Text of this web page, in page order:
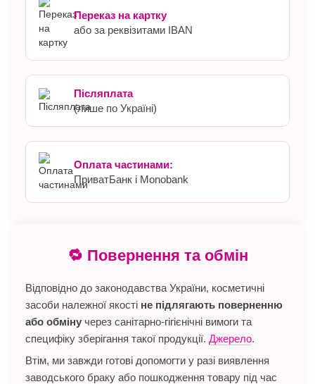
Переказ на картку
або за реквізитами IBAN
Післяплата
(лише по Україні)
Оплата частинами:
ПриватБанк і Monobank
🔁 Повернення та обмін
Відповідно до законодавства України, косметичні
засоби належної якості не підлягають поверненню
або обміну через санітарно-гігієнічні вимоги та
специфіку зберігання такої продукції. Джерело.
Втім, ми завжди готові допомогти у разі виявлення
заводського браку або пошкодження товару під час